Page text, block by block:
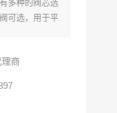
多种的阀芯选
可选，用于平
理商